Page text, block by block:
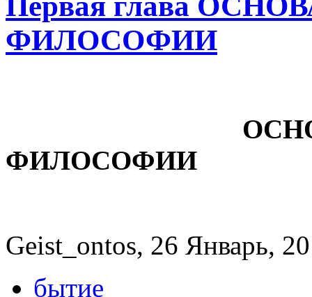
ФИЛОСОФИИ
ФИЛОСОФИИ
Geist_ontos, 26 Январь,
бытие